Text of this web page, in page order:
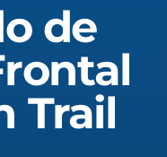
de
Trail